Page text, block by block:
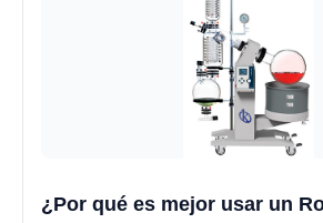
¿Por qué es mejor usar un